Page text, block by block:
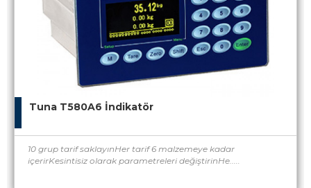
Tuna T580A6 İndikatör
10 grup tarif saklayınHer tarif 6 malzemeye kadar
içerirKesintisiz olarak parametreleri değiştirinHe.....